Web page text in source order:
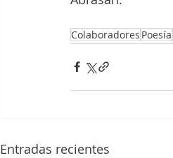
Colaboradores Poesía
Entradas recientes